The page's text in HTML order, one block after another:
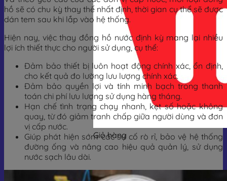
Giỏ hàng
hồ sẽ có chu kỳ thay thế nhất định, thời gian cụ thể sẽ được
dán tem sau khi lắp vào hệ thống.
Hiện nay, việc thay đồng hồ nước định kỳ mang lại nhiều
lợi ích thiết thực cho người sử dụng, cụ thể:
Đảm bảo thiết bị luôn hoạt động chính xác, ổn định,
cho kết quả đo lường lưu lượng chính xác.
Đảm bảo quyền lợi và tính minh bạch trong thanh
toán chi phí lưu lượng sử dụng hàng tháng.
Hạn chế tình trạng chạy nhanh, kẹt số hoặc không
quay, từ đó giảm tranh chấp giữa người dùng và đơn
vị cấp nước.
Giúp phát hiện sớm các sự cố rò rỉ, bảo vệ hệ thống
đường ống và nâng cao hiệu quả quản lý, sử dụng
nước sạch lâu dài.